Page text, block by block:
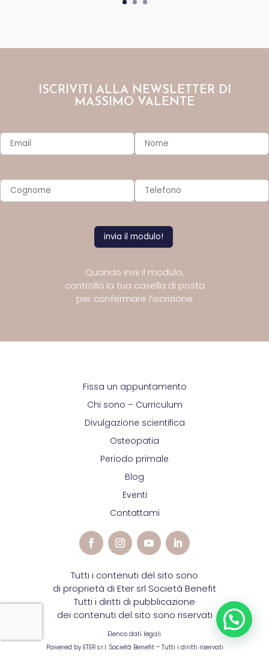
ISCRIVITI ALLA NEWSLETTER DI
MASSIMO VALENTE
Quando invii il modulo,
controlla la tua casella di posta
per confermare l’iscrizione
Fissa un appuntamento
Chi sono – Curriculum
Divulgazione scientifica
Osteopatia
Periodo primale
Blog
Eventi
Contattami
Tutti i contenuti del sito sono
di proprietà di Eter srl Società Benefit
Tutti i diritti di pubblicazione
dei contenuti del sito sono riservati
Elenco dati legali.
Powered by ETER s.r.l. Società Benefit – Tutti i diritti riservati